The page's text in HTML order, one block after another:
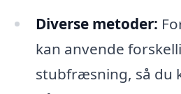
Diverse metoder:
kan anvende
stubfræsning, så du